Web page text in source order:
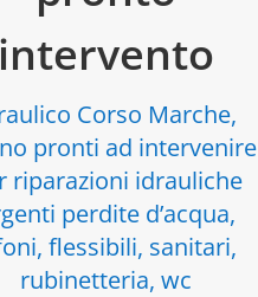
intervento
Corso Marche,
pronti ad intervenire
riparazioni idrauliche
perdite d’acqua,
flessibili, sanitari,
rubinetteria, wc